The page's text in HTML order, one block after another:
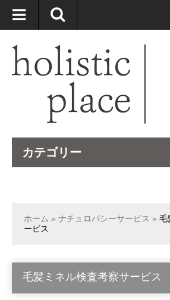
自然療法大国のオーストラリアより、臨床経
ロパスが厳選したサプリメントや ナチュラ
カテゴリー
ホーム » ナチュロパシーサービス » 毛
ービス
毛髪ミネル検査考察サービス